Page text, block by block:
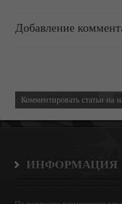
Добавление
Комментировать статьи на
ИНФОРМАЦИЯ